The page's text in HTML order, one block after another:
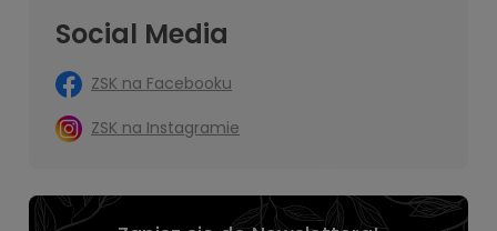
Social Media
ZSK na Facebooku
ZSK na Instagramie